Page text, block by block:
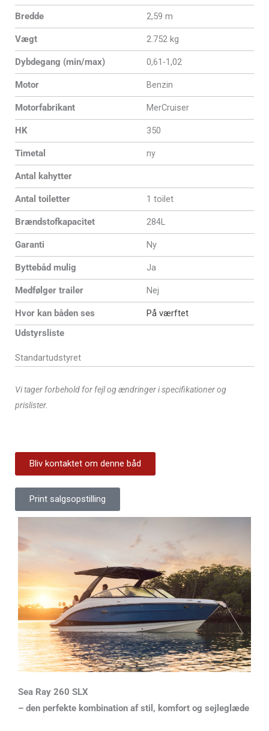
Bredde 2,59 m
Vægt 2.752 kg
Dybdegang (min/max) 0,61-1,02
Motor Benzin
Motorfabrikant MerCruiser
HK 350
Timetal ny
Antal kahytter
Antal toiletter 1 toilet
Brændstofkapacitet 284L
Garanti Ny
Byttebåd mulig Ja
Medfølger trailer Nej
Hvor kan båden ses
På værftet
Udstyrsliste
Standartudstyret
Vi tager forbehold for fejl og ændringer i specifikationer og
prislister.
Bliv kontaktet om denne båd
Print salgsopstilling
Sea Ray 260 SLX
– den perfekte kombination af stil, komfort og sejleglæde